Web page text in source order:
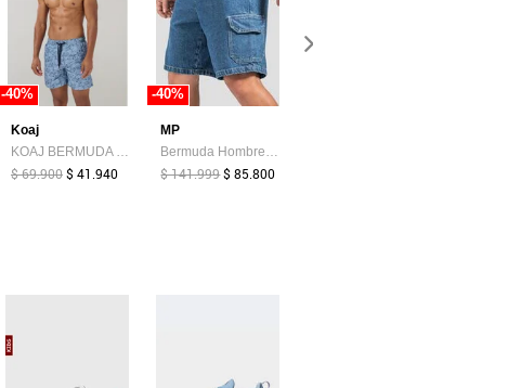
-40%
Koaj
$ 69.900$ 41.940
-40%
MP
$ 141.999$ 85.800